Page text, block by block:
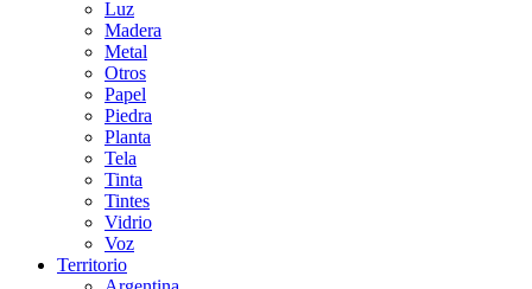
Luz
Madera
Metal
Otros
Papel
Piedra
Planta
Tela
Tinta
Tintes
Vidrio
Voz
Territorio